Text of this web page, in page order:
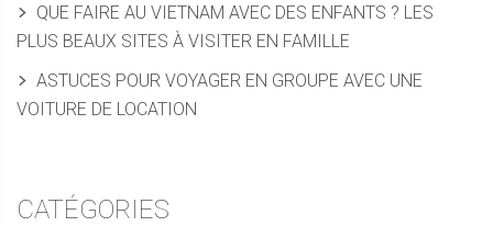
QUE FAIRE AU VIETNAM AVEC DES ENFANTS ? LES
PLUS BEAUX SITES À VISITER EN FAMILLE
ASTUCES POUR VOYAGER EN GROUPE AVEC UNE
VOITURE DE LOCATION
CATÉGORIES